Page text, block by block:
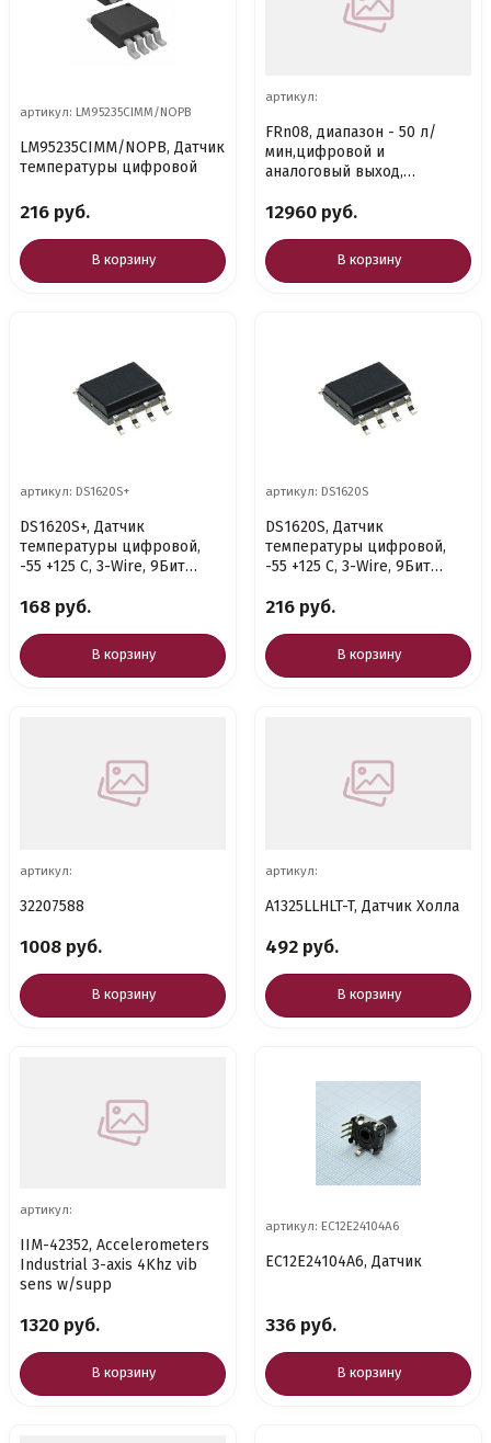
артикул: LM95235CIMM/NOPB
LM95235CIMM/NOPB, Датчик
температуры цифровой
216 руб.
В корзину
артикул:
FRn08, диапазон - 50 л/
мин,цифровой и
аналоговый выход,
12960 руб.
В корзину
артикул: DS1620S+
DS1620S+, Датчик
температуры цифровой,
-55 +125 C, 3-Wire, 9Бит
168 руб.
В корзину
артикул: DS1620S
DS1620S, Датчик
температуры цифровой,
-55 +125 C, 3-Wire, 9Бит
216 руб.
В корзину
артикул:
32207588
1008 руб.
В корзину
артикул:
A1325LLHLT-T, Датчик Холла
492 руб.
В корзину
артикул:
IIM-42352, Accelerometers
Industrial 3-axis 4Khz vib
sens w/supp
1320 руб.
В корзину
артикул: EC12E24104A6
EC12E24104A6, Датчик
336 руб.
В корзину